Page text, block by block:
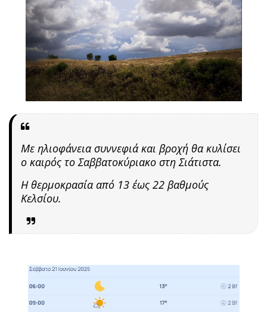
Με ηλιοφάνεια συννεφιά και βροχή θα κυλίσει
ο καιρός το Σαββατοκύριακο στη Σιάτιστα.
Η θερμοκρασία από 13 έως 22 βαθμούς
Κελσίου.